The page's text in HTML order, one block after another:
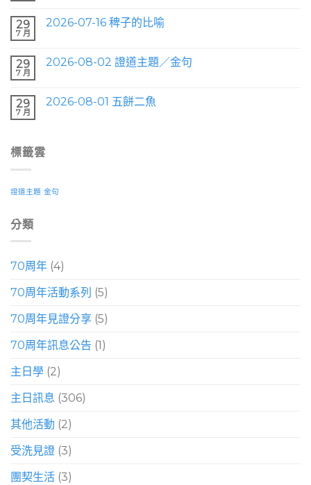
29
7 月
2026-07-16 稗子的比喻
29
7 月
2026-08-02 證道主題／金句
29
7 月
2026-08-01 五餅二魚
標籤雲
證道主題 金句
分類
70周年 (4)
70周年活動系列 (5)
70周年見證分享 (5)
70周年訊息公告 (1)
主日學 (2)
主日訊息 (306)
其他活動 (2)
受洗見證 (3)
團契生活 (3)